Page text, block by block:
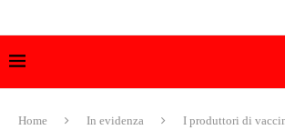
Home In evidenza
I produttori di